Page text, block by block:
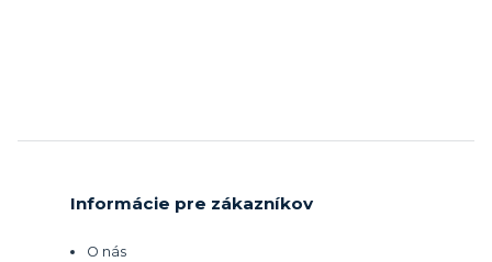
Informácie pre zákazníkov
O nás